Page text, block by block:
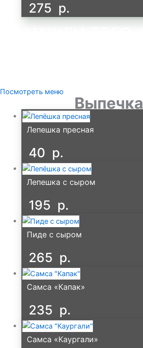
275 р.
Посмотреть меню
Выпечка
Лепешка пресная
40 р.
Лепешка с сыром
195 р.
Пиде с сыром
265 р.
Самса «Капак»
235 р.
Самса «Каургали»